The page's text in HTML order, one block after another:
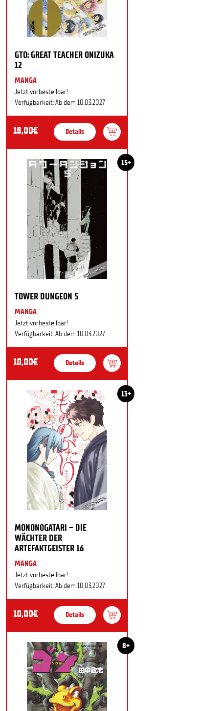
GTO: GREAT TEACHER ONIZUKA
12
MANGA
Jetzt vorbestellbar!
Verfügbarkeit: Ab dem 10.03.2027
18,00€ Details
15+
TOWER DUNGEON 5
MANGA
Jetzt vorbestellbar!
Verfügbarkeit: Ab dem 10.03.2027
10,00€ Details
13+
MONONOGATARI – DIE
WÄCHTER DER
ARTEFAKTGEISTER 16
MANGA
Jetzt vorbestellbar!
Verfügbarkeit: Ab dem 10.03.2027
10,00€ Details
8+